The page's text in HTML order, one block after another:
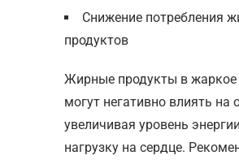
Снижение потребления
продуктов
Жирные продукты в жаркое
могут негативно влиять на
увеличивая уровень
нагрузку на сердце.